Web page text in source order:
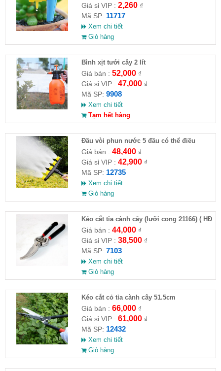
Giá sỉ VIP : 2,260₫
Mã SP: 11717
Xem chi tiết
Giỏ hàng
Bình xịt tưới cây 2 lít
Giá bán : 52,000₫
Giá sỉ VIP : 47,000₫
Mã SP: 9908
Xem chi tiết
Tạm hết hàng
Đầu vòi phun nước 5 đầu có thể điều
chỉnh ( HĐ )
Giá bán : 48,400₫
Giá sỉ VIP : 42,900₫
Mã SP: 12735
Xem chi tiết
Giỏ hàng
Kéo cắt tỉa cành cây (lưỡi cong 21166) ( HĐ
)Giá bán : 44,000₫
Giá sỉ VIP : 38,500₫
Mã SP: 7103
Xem chi tiết
Giỏ hàng
Kéo cắt cỏ tỉa cành cây 51.5cm
Giá bán : 66,000₫
Giá sỉ VIP : 61,000₫
Mã SP: 12432
Xem chi tiết
Giỏ hàng